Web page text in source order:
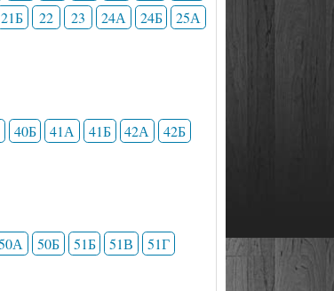
21Б 22 23 24А 24Б
25А
40Б 41А 41Б 42А
42Б
50Б 51Б 51В
51Г